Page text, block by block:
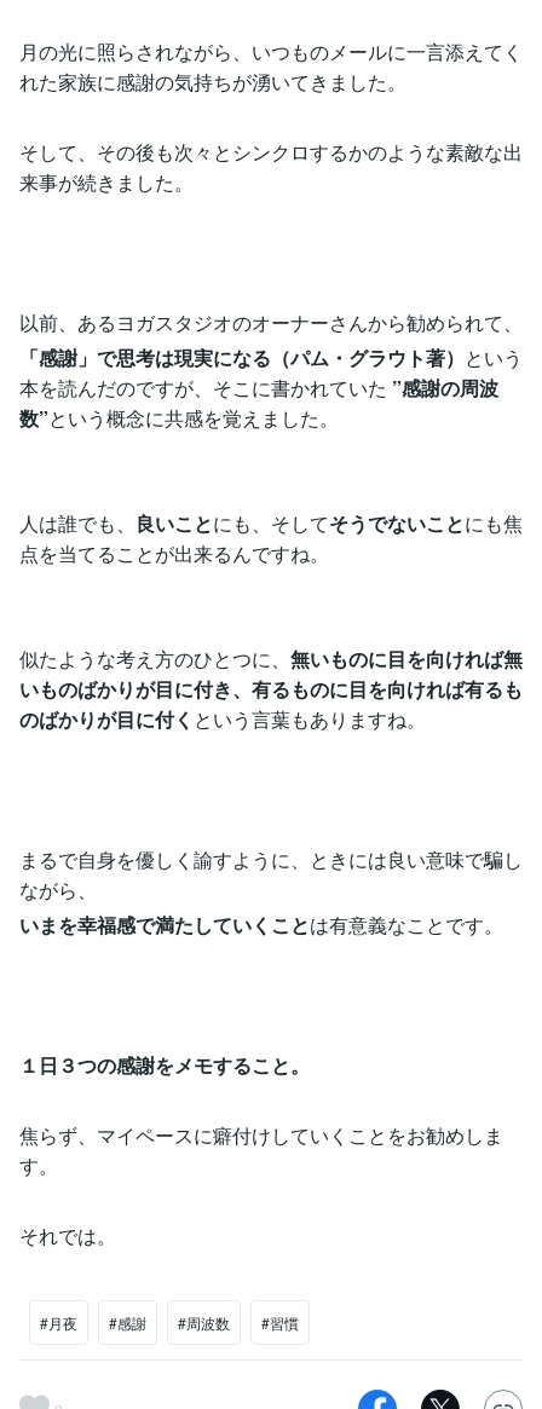
月の光に照らされながら、いつものメールに一言添えてく
れた家族に感謝の気持ちが湧いてきました。
そして、その後も次々とシンクロするかのような素敵な出
来事が続きました。
以前、あるヨガスタジオのオーナーさんから勧められて、
「感謝」で思考は現実になる（パム・グラウト著） という
本を読んだのですが、そこに書かれていた ”感謝の周波
数”という概念に共感を覚えました。
人は誰でも、 良いことにも、そしてそうでないことにも焦
点を当てることが出来るんですね。
似たような考え方のひとつに、 無いものに目を向ければ無
いものばかりが目に付き、有るものに目を向ければ有るも
のばかりが目に付く という言葉もありますね。
まるで自身を優しく諭すように、ときには良い意味で騙し
ながら、
いまを幸福感で満たしていくことは有意義なことです。
１日３つの感謝をメモすること。
焦らず、マイペースに癖付けしていくことをお勧めしま
す。
それでは。
#月夜 #感謝 #周波数 #習慣